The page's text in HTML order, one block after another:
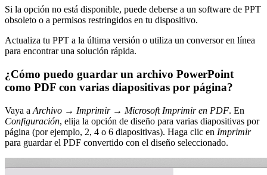
Si la opción no está disponible, puede deberse a un software de PPT
obsoleto o a permisos restringidos en tu dispositivo.
Actualiza tu PPT a la última versión o utiliza un conversor en línea
para encontrar una solución rápida.
¿Cómo puedo guardar un archivo PowerPoint
como PDF con varias diapositivas por página?
Vaya a Archivo → Imprimir → Microsoft Imprimir en PDF. En
Configuración, elija la opción de diseño para varias diapositivas por
página (por ejemplo, 2, 4 o 6 diapositivas). Haga clic en Imprimir
para guardar el PDF convertido con el diseño seleccionado.